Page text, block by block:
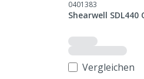
0401383
Shearwell
Vergleichen